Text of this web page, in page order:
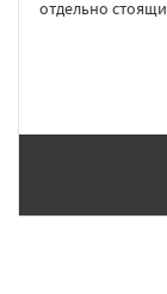
отдельно